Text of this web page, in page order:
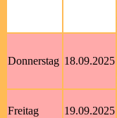
Donnerstag 18.09.2025
Freitag 19.09.2025